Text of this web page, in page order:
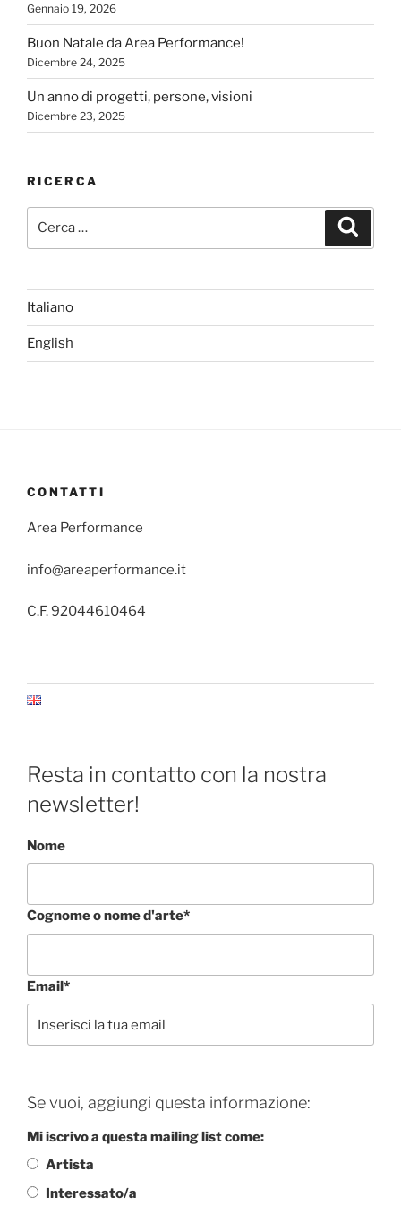
Gennaio 19, 2026
Buon Natale da Area Performance!
Dicembre 24, 2025
Un anno di progetti, persone, visioni
Dicembre 23, 2025
RICERCA
Italiano
English
CONTATTI
Area Performance
info@areaperformance.it
C.F. 92044610464
Resta in contatto con la nostra
newsletter!
Nome
Cognome o nome d'arte*
Email*
Se vuoi, aggiungi questa informazione:
Mi iscrivo a questa mailing list come:
Artista
Interessato/a